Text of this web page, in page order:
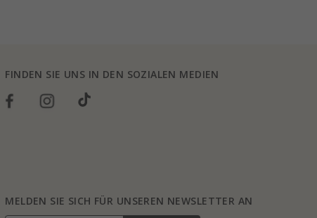
FINDEN SIE UNS IN DEN SOZIALEN MEDIEN
MELDEN SIE SICH FÜR UNSEREN NEWSLETTER AN